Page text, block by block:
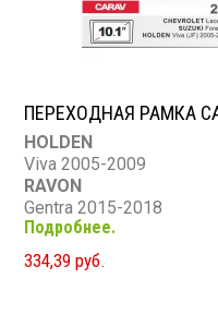
ПЕРЕХОДНАЯ РАМКА
HOLDEN
Viva 2005-2009
RAVON
Gentra 2015-2018
DAEWOO
Gentra 2013-2015
BUICK
Подробнее.
334,39 руб.